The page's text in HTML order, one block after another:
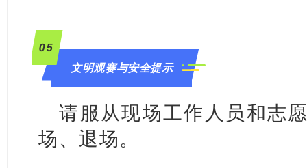
05
文明观赛与安全提示
请服从现场工作人员和志
场、退场。